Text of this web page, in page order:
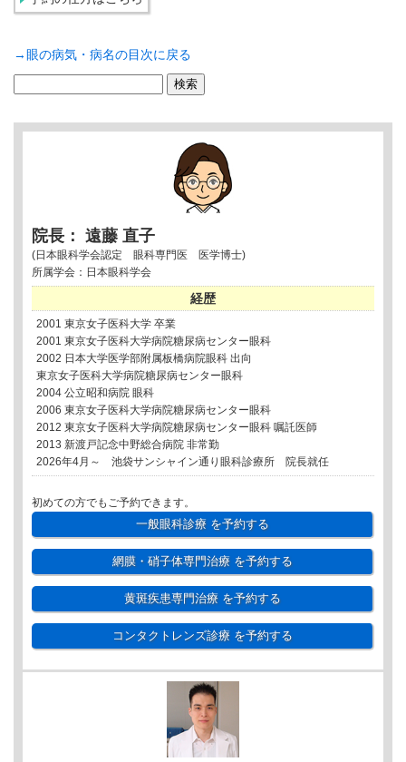
→眼の病気・病名の目次に戻る
院長： 遠藤 直子
(日本眼科学会認定 眼科専門医 医学博士)
所属学会：日本眼科学会
経歴
2001 東京女子医科大学 卒業
2001 東京女子医科大学病院糖尿病センター眼科
2002 日本大学医学部附属板橋病院眼科 出向
東京女子医科大学病院糖尿病センター眼科
2004 公立昭和病院 眼科
2006 東京女子医科大学病院糖尿病センター眼科
2012 東京女子医科大学病院糖尿病センター眼科 嘱託医師
2013 新渡戸記念中野総合病院 非常勤
2026年4月～ 池袋サンシャイン通り眼科診療所 院長就任
初めての方でもご予約できます。
一般眼科診療を予約する
網膜・硝子体専門治療を予約する
黄斑疾患専門治療を予約する
コンタクトレンズ診療を予約する